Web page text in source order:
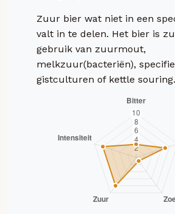
Zuur bier wat niet in een
valt in te delen. Het bier is
gebruik van zuurmout,
melkzuur(bacteriën),
gistculturen of kettle souring.